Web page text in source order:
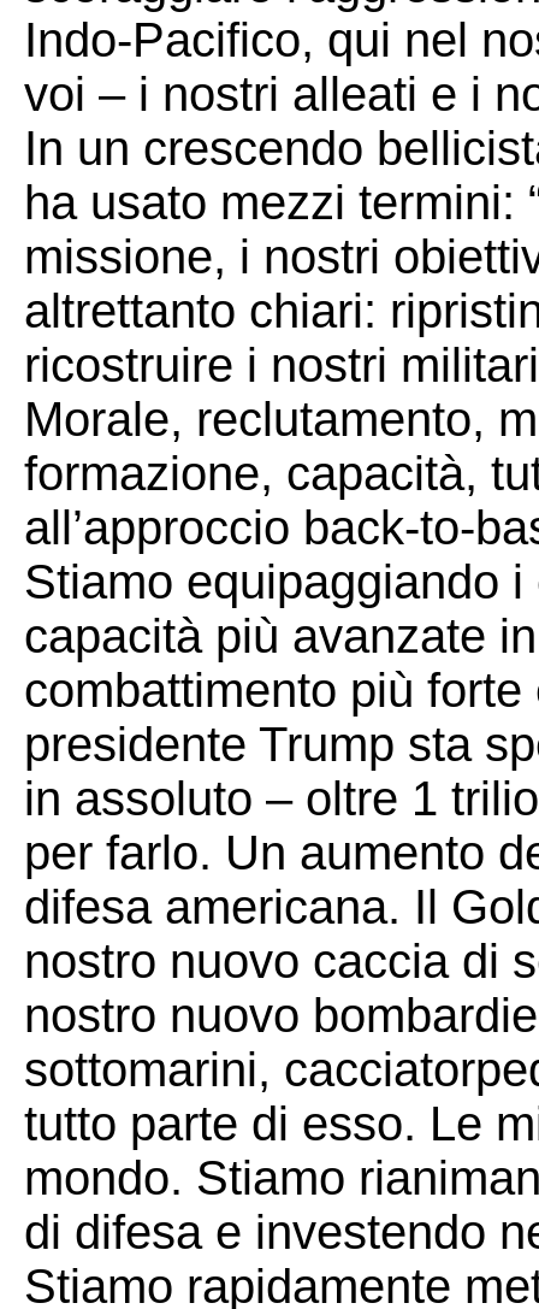
Indo-Pacifico, qui nel
voi – i nostri alleati e i
In un crescendo
ha usato mezzi termini:
missione, i nostri
altrettanto chiari:
ricostruire i nostri
Morale, reclutamento,
formazione, capacità,
all’approccio back-to-
Stiamo equipaggiando
capacità più avanzate
combattimento più
presidente Trump sta
in assoluto – oltre 1
per farlo. Un aumento
difesa americana. Il
nostro nuovo caccia di
nostro nuovo
sottomarini,
tutto parte di esso. Le
mondo. Stiamo
di difesa e investendo
Stiamo rapidamente